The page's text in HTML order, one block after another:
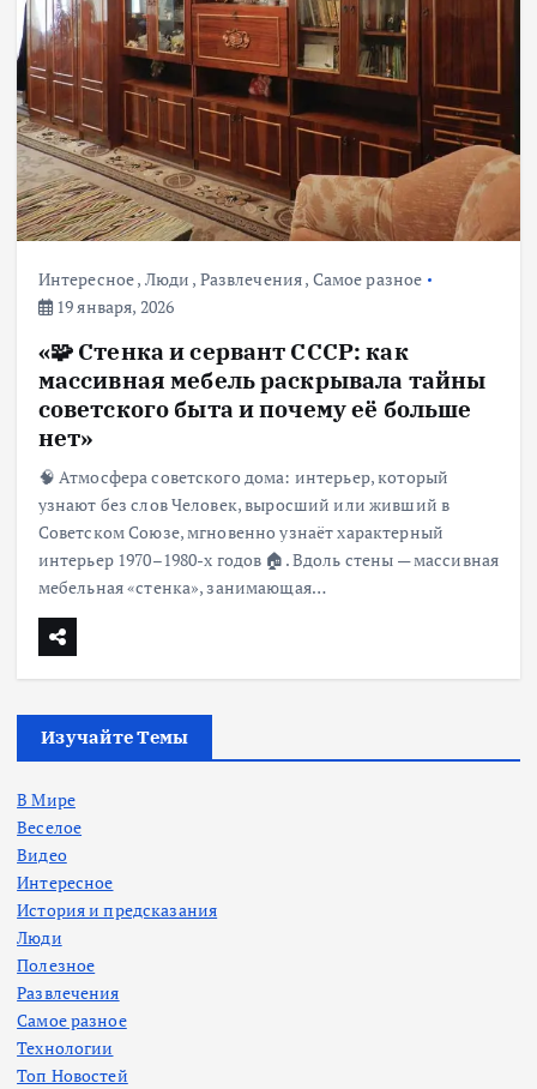
Интересное, Люди , Развлечения, Самое разное
19 января, 2026
«🧩 Стенка и сервант СССР: как
массивная мебель раскрывала тайны
советского быта и почему её больше
нет»
🧠 Атмосфера советского дома: интерьер, который
узнают без слов Человек, выросший или живший в
Советском Союзе, мгновенно узнаёт характерный
интерьер 1970–1980-х годов 🏠. Вдоль стены — массивная
мебельная «стенка», занимающая…
Изучайте Темы
В Мире
Веселое
Видео
Интересное
История и предсказания
Люди
Полезное
Развлечения
Самое разное
Технологии
Топ Новостей